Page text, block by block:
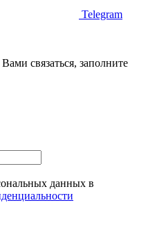
Telegram
связаться, заполните
данных в